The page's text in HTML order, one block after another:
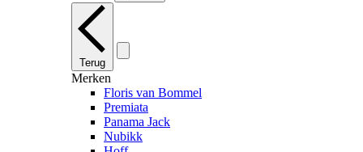
Terug
Merken
Floris van Bommel
Premiata
Panama Jack
Nubikk